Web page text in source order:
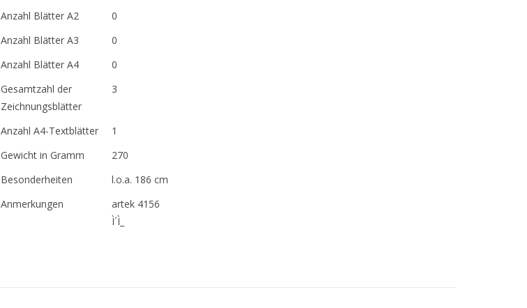
Anzahl Blätter A2
0
Anzahl Blätter A3
0
Anzahl Blätter A4
0
Gesamtzahl der
Zeichnungsblätter
3
Anzahl A4-Textblätter
1
Gewicht in Gramm
270
Besonderheiten
l.o.a. 186 cm
Anmerkungen
artek 4156
Ì´Ì_